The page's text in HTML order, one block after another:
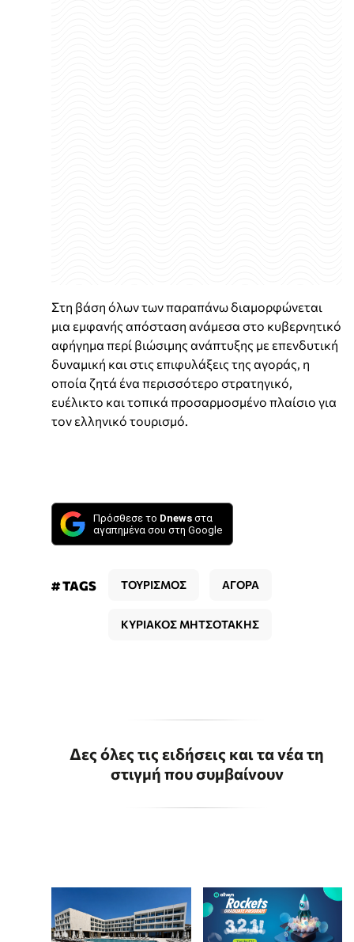
Στη βάση όλων των παραπάνω διαμορφώνεται
μια εμφανής απόσταση ανάμεσα στο κυβερνητικό
αφήγημα περί βιώσιμης ανάπτυξης με επενδυτική
δυναμική και στις επιφυλάξεις της αγοράς, η
οποία ζητά ένα περισσότερο στρατηγικό,
ευέλικτο και τοπικά προσαρμοσμένο πλαίσιο για
τον ελληνικό τουρισμό.
Πρόσθεσε το Dnews στα
αγαπημένα σου στη Google
# TAGS ΤΟΥΡΙΣΜΟΣ ΑΓΟΡΑ
ΚΥΡΙΑΚΟΣ ΜΗΤΣΟΤΑΚΗΣ
Δες όλες τις ειδήσεις και τα νέα τη
στιγμή που συμβαίνουν